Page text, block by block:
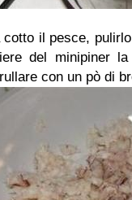
cotto il pesce,
del minipiner
con un pò di